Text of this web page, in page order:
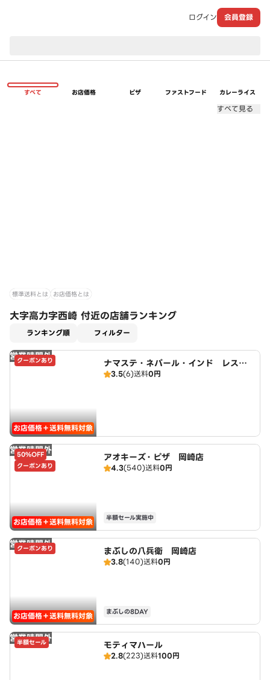
ログイン 会員登録
すべて お店価格 ピザ ファストフード カレーライス
すべて見る
標準送料とは お店価格とは
大字高力字西崎 付近の店舗ランキング
ランキング順 フィルター
営業時間外
クーポンあり
お店価格＋送料無料対象
ナマステ・ネパール・インド レスト
ラン
3.5(6)送料0円
営業時間外
50%OFF
クーポンあり
お店価格＋送料無料対象
アオキーズ・ピザ 岡崎店
4.3(540)送料0円
半額セール実施中
営業時間外
クーポンあり
お店価格＋送料無料対象
まぶしの八兵衛 岡崎店
3.8(140)送料0円
まぶしの8DAY
営業時間外
半額セール モティマハール
2.8(223)送料100円